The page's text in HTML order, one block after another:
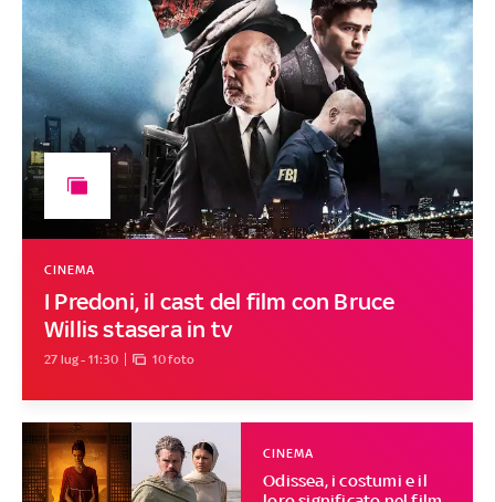
I Predoni, il cast del film con Bruce
Willis stasera in tv
CINEMA
27 lug - 11:30 10 foto
Odissea, i costumi e il
CINEMA